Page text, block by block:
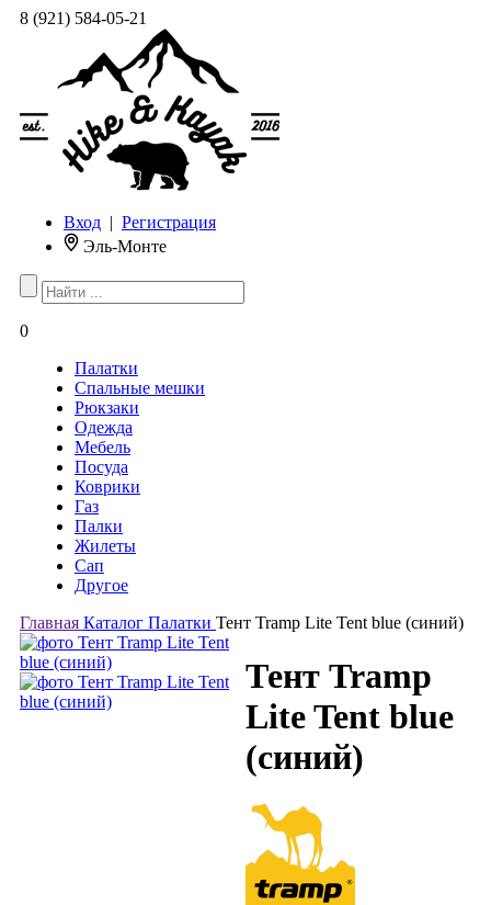
8 (921) 584-05-21
Вход | Регистрация
Эль-Монте
0
Палатки
Спальные мешки
Рюкзаки
Одежда
Мебель
Посуда
Коврики
Газ
Палки
Жилеты
Сап
Другое
Главная Каталог Палатки Тент Tramp Lite Tent blue (синий)
Тент Tramp
Lite Tent blue
(синий)